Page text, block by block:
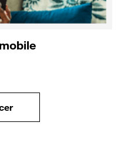
pour Utiliser le wifi sur